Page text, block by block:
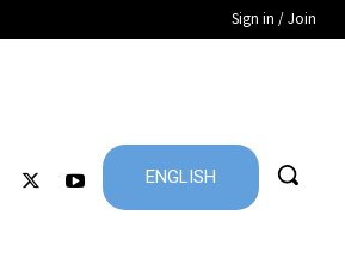
Sign in / Join
ENGLISH